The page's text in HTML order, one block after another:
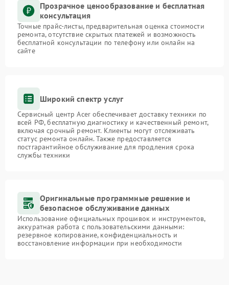
Прозрачное ценообразование и бесплатная
консультация
Точные прайс-листы, предварительная оценка стоимости
ремонта, отсутствие скрытых платежей и возможность
бесплатной консультации по телефону или онлайн на
сайте
Широкий спектр услуг
Сервисный центр Acer обеспечивает доставку техники по
всей РФ, бесплатную диагностику и качественный ремонт,
включая срочный ремонт. Клиенты могут отслеживать
статус ремонта онлайн. Также предоставляется
постгарантийное обслуживание для продления срока
службы техники
Оригинальные программные решение и
безопасное обслуживание данных
Использование официальных прошивок и инструментов,
аккуратная работа с пользовательскими данными:
резервное копирование, конфиденциальность и
восстановление информации при необходимости